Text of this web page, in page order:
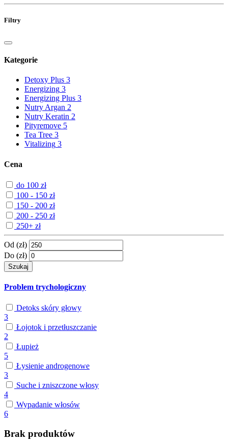
Filtry
Kategorie
Detoxy Plus 3
Energizing 3
Energizing Plus 3
Nutry Argan 2
Nutry Keratin 2
Pityremove 5
Tea Tree 3
Vitalizing 3
Cena
do 100 zł
100 - 150 zł
150 - 200 zł
200 - 250 zł
250+ zł
Od (zł)
Do (zł)
Szukaj
Problem trychologiczny
Detoks skóry głowy
3
Łojotok i przetłuszczanie
2
Łupież
5
Łysienie androgenowe
3
Suche i zniszczone włosy
4
Wypadanie włosów
6
Brak produktów